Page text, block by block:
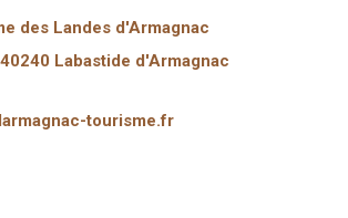
des Landes d'Armagnac
Labastide d'Armagnac
tourisme.fr